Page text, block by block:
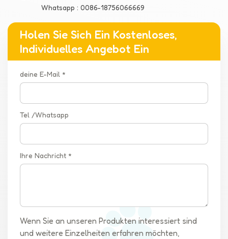
Whatsapp : 0086-18756066669
Holen Sie Sich Ein Kostenloses,
Individuelles Angebot Ein
deine E-Mail *
Tel /Whatsapp
Ihre Nachricht *
Wenn Sie an unseren Produkten interessiert sind
und weitere Einzelheiten erfahren möchten,